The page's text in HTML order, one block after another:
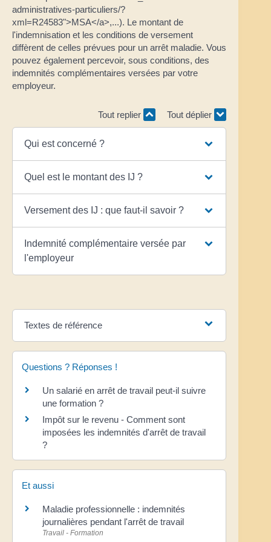
administratives-particuliers/?
xml=R24583">MSA</a>,...). Le montant de
l'indemnisation et les conditions de versement
diffèrent de celles prévues pour un arrêt maladie. Vous
pouvez également percevoir, sous conditions, des
indemnités complémentaires versées par votre
employeur.
Tout replier Tout déplier
Qui est concerné ?
Quel est le montant des IJ ?
Versement des IJ : que faut-il savoir ?
Indemnité complémentaire versée par
l'employeur
Textes de référence
Questions ? Réponses !
Un salarié en arrêt de travail peut-il suivre
une formation ?
Impôt sur le revenu - Comment sont
imposées les indemnités d'arrêt de travail
?
Et aussi
Maladie professionnelle : indemnités
journalières pendant l'arrêt de travail
Travail - Formation